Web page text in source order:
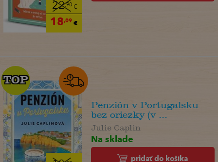
22,90€
18,09€
TOP
TOP
Penzión v Portugalsku
bez oriezky (v ...
Julie Caplin
Na sklade
pridať do košíka